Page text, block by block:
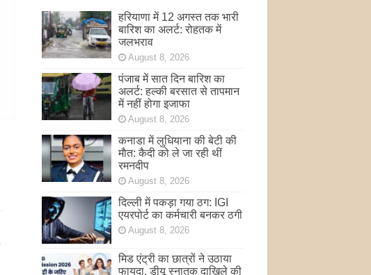
हरियाणा में 12 अगस्त तक भारी
बारिश का अलर्ट: रोहतक में
जलभराव
August 8, 2026
पंजाब में सात दिन बारिश का
अलर्ट: हल्की बरसात से तापमान
में नहीं होगा इजाफा
August 8, 2026
कनाडा में लुधियाना की बेटी की
माैत: कैदी को ले जा रही थीं
रमनदीप
August 8, 2026
दिल्ली में पकड़ा गया ठग: IGI
एयरपोर्ट का कर्मचारी बनकर ठगी
August 8, 2026
मिड एंट्री का छात्रों ने उठाया
फायदा, डीयू स्नातक दाखिले की